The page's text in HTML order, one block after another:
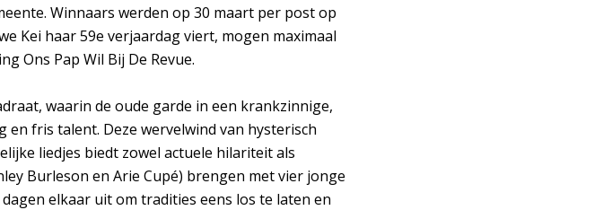
Winnaars werden op 30 maart per post op
Kei haar 59e verjaardag viert, mogen maximaal
Ons Pap Wil Bij De Revue.
waarin de oude garde in een krankzinnige,
fris talent. Deze wervelwind van hysterisch
liedjes biedt zowel actuele hilariteit als
Burleson en Arie Cupé) brengen met vier jonge
elkaar uit om tradities eens los te laten en